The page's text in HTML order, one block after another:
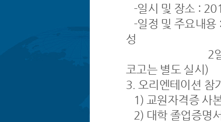
-일시 및 장소 :
-일정 및 주요내용
성
2일차 (2. 27)
코고는 별도 실시)
3. 오리엔테이션 참
1) 교원자격증 사
2) 대학 졸업증명